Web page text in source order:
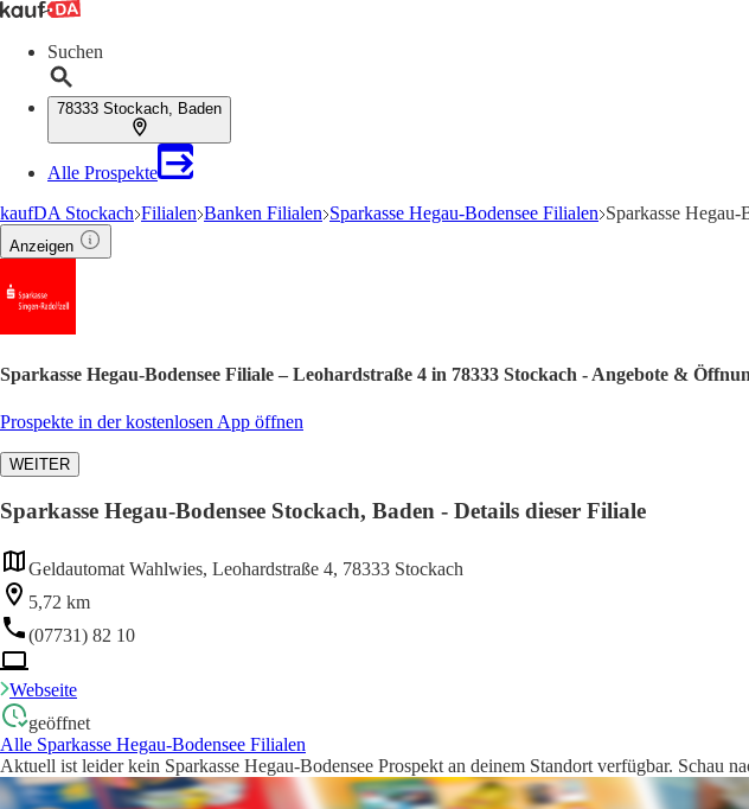
Suchen
78333 Stockach, Baden
Alle Prospekte
kaufDA Stockach Filialen Banken Filialen Sparkasse Hegau-Bodensee Filialen Sparkasse
Anzeigen
Sparkasse Hegau-Bodensee Filiale – Leohardstraße 4 in 78333 Stockach - Angebote &
Prospekte in der kostenlosen App öffnen
WEITER
Sparkasse Hegau-Bodensee Stockach, Baden - Details dieser Filiale
Geldautomat Wahlwies, Leohardstraße 4, 78333 Stockach
5,72 km
(07731) 82 10
Webseite
geöffnet
Alle Sparkasse Hegau-Bodensee Filialen
Aktuell ist leider kein Sparkasse Hegau-Bodensee Prospekt an deinem Standort verfügbar. Schau